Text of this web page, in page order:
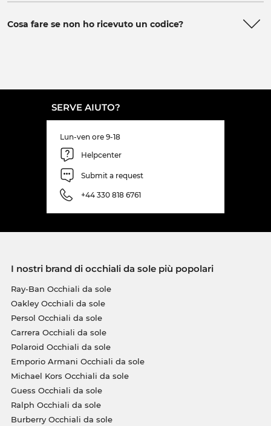
Cosa fare se non ho ricevuto un codice?
SERVE AIUTO?
Lun-ven ore 9-18
Helpcenter
Submit a request
+44 330 818 6761
I nostri brand di occhiali da sole più popolari
Ray-Ban Occhiali da sole
Oakley Occhiali da sole
Persol Occhiali da sole
Carrera Occhiali da sole
Polaroid Occhiali da sole
Emporio Armani Occhiali da sole
Michael Kors Occhiali da sole
Guess Occhiali da sole
Ralph Occhiali da sole
Burberry Occhiali da sole